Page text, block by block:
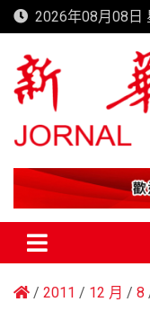
Skip
to
content
2026年08月08日
新華澳報
2011 12 月 8